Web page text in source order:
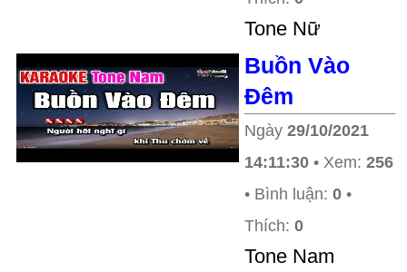
Tone Nữ
Buồn Vào
Đêm
Ngày 29/10/2021
14:11:30 • Xem: 256
• Bình luận: 0 •
Thích: 0
Tone Nam